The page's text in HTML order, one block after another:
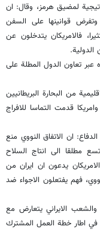
لمضيق هرمز، وقال: ان
قوانينها على السفن
فالامريكان يتدخلون عن
الدولية.
عبر تعاون الدول المطلة على
من البحارة البريطانيين
قدمت التماسا للافراج
ان الاتفاق النووي منع
مطلقا الى انتاج السلاح
يدعون ان ايران من
فهم يفتعلون الاجواء ضد
الايراني يتعارض مع
في اطار خطة العمل المشترك